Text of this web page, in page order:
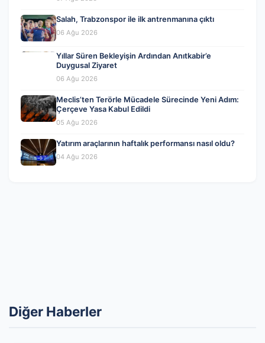
Salah, Trabzonspor ile ilk antrenmanına çıktı
06 Ağu 2026
Yıllar Süren Bekleyişin Ardından Anıtkabir’e
Duygusal Ziyaret
06 Ağu 2026
Meclis’ten Terörle Mücadele Sürecinde Yeni Adım:
Çerçeve Yasa Kabul Edildi
05 Ağu 2026
Yatırım araçlarının haftalık performansı nasıl oldu?
04 Ağu 2026
Diğer Haberler